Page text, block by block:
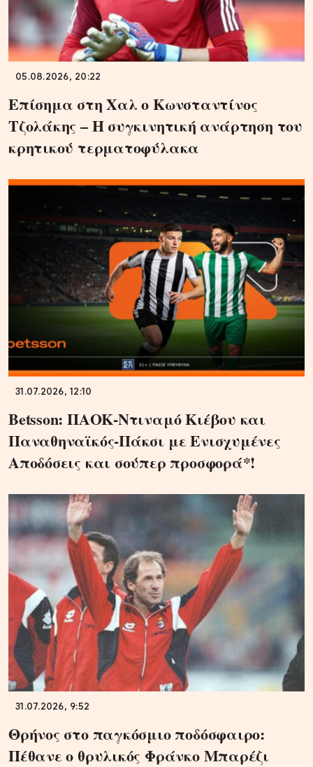
05.08.2026, 20:22
Επίσημα στη Χαλ ο Κωνσταντίνος
Τζολάκης – Η συγκινητική ανάρτηση του
κρητικού τερματοφύλακα
31.07.2026, 12:10
Betsson: ΠΑΟΚ-Ντιναμό Κιέβου και
Παναθηναϊκός-Πάκσι με Ενισχυμένες
Αποδόσεις και σούπερ προσφορά*!
31.07.2026, 9:52
Θρήνος στο παγκόσμιο ποδόσφαιρο:
Πέθανε ο θρυλικός Φράνκο Μπαρέζι